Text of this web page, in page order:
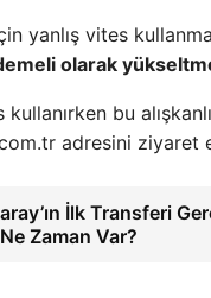
yanlış vites
olarak
bu
adresini ziyaret
İlk Transferi
Zaman Var?